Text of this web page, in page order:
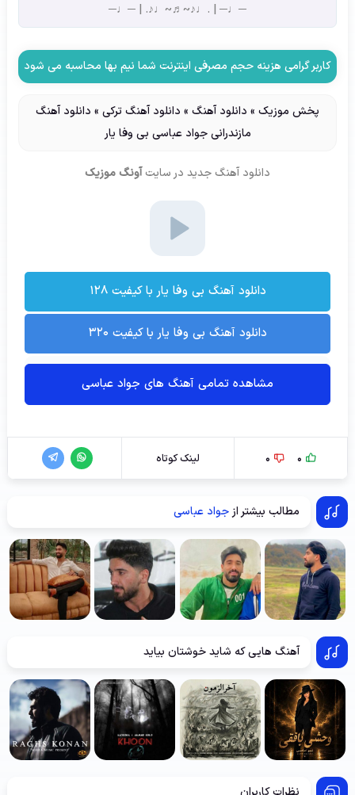
─♩─ | .♩♪~♬~♩♪. | ─♩─
کاربر گرامی هزینه حجم مصرفی اینترنت شما نیم بها محاسبه می شود
پخش موزیک » دانلود آهنگ » دانلود آهنگ ترکی » دانلود آهنگ
مازندرانی جواد عباسی بی وفا یار
دانلود آهنگ جدید در سایت آونگ موزیک
دانلود آهنگ بی وفا یار با کیفیت ۱۲۸
دانلود آهنگ بی وفا یار با کیفیت ۳۲۰
مشاهده تمامی آهنگ های جواد عباسی
0
0 لینک کوتاه
مطالب بیشتر ازجواد عباسی
آهنگ هایی که شاید خوشتان بیاید